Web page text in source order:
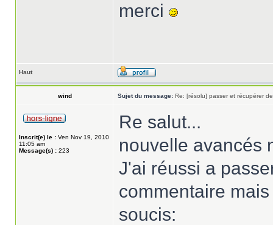
merci
Haut
wind Sujet du message: Re: [résolu] passer et récupérer
Inscrit(e) le : Ven Nov 19, 2010
11:05 am
Message(s) : 223
Re salut...
nouvelle avancés
J'ai réussi a
commentaire
soucis: